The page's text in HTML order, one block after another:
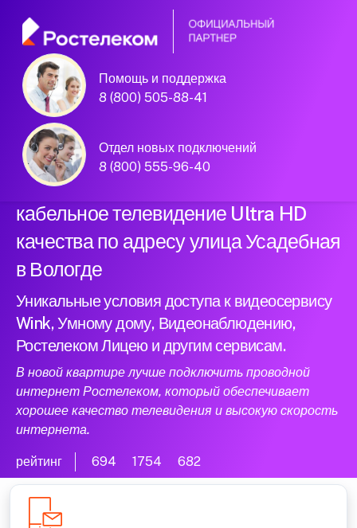
Помощь и поддержка
8 (800) 505-88-41
Отдел новых подключений
8 (800) 555-96-40
Официальный
партнер Ростелеком
Подключили новый интернет и
кабельное телевидение Ultra HD
качества по адресу улица Усадебная
в Вологде
Уникальные условия доступа к видеосервису
Wink, Умному дому, Видеонаблюдению,
Ростелеком Лицею и другим сервисам.
В новой квартире лучше подключить проводной
интернет Ростелеком, который обеспечивает
хорошее качество телевидения и высокую скорость
интернета.
рейтинг 694 1754 682